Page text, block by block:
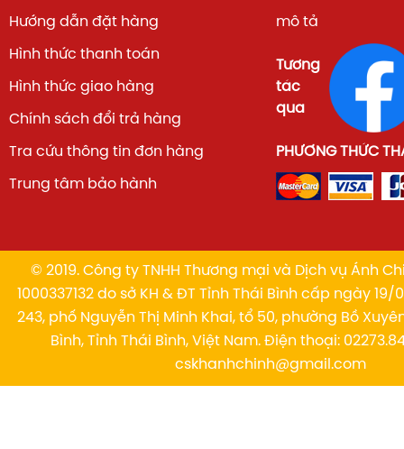
Hướng dẫn đặt hàng
Hình thức thanh toán
Hình thức giao hàng
Chính sách đổi trả hàng
Tra cứu thông tin đơn hàng
Trung tâm bảo hành
mô tả
Tương
tác
qua
PHƯƠNG THỨC
© 2019. Công ty TNHH Thương mại và Dịch vụ Ánh
1000337132 do sở KH & ĐT Tỉnh Thái Bình cấp ngày 19/
243, phố Nguyễn Thị Minh Khai, tổ 50, phường Bồ
Bình, Tỉnh Thái Bình, Việt Nam. Điện thoại:
cskhanhchinh@gmail.com